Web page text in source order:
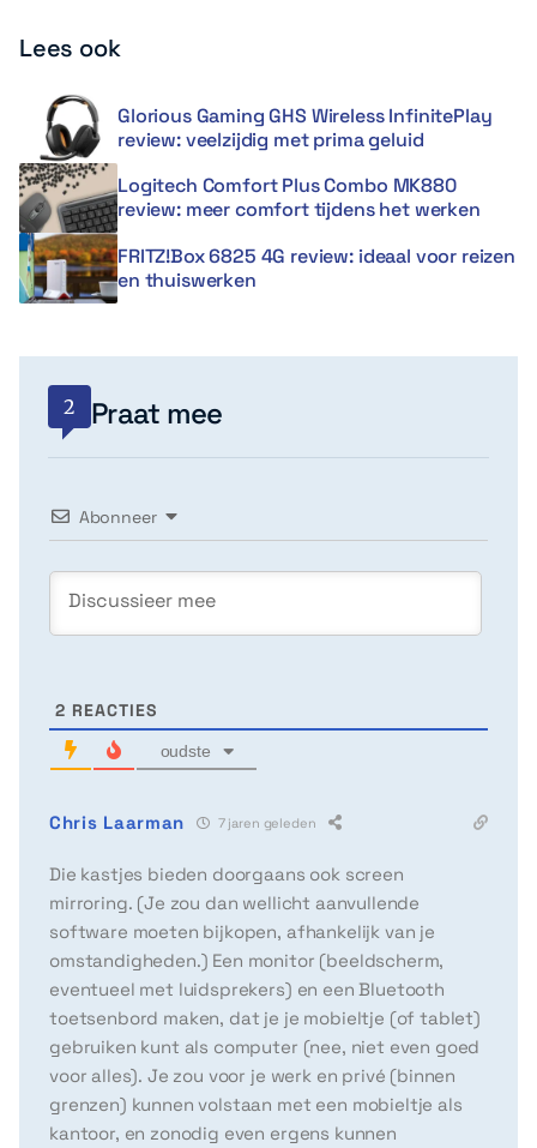
Lees ook
Glorious Gaming GHS Wireless InfinitePlay
review: veelzijdig met prima geluid
Logitech Comfort Plus Combo MK880
review: meer comfort tijdens het werken
FRITZ!Box 6825 4G review: ideaal voor reizen
en thuiswerken
2 Praat mee
Abonneer
2 REACTIES
oudste
Chris Laarman 7 jaren geleden
Die kastjes bieden doorgaans ook screen
mirroring. (Je zou dan wellicht aanvullende
software moeten bijkopen, afhankelijk van je
omstandigheden.) Een monitor (beeldscherm,
eventueel met luidsprekers) en een Bluetooth
toetsenbord maken, dat je je mobieltje (of tablet)
gebruiken kunt als computer (nee, niet even goed
voor alles). Je zou voor je werk en privé (binnen
grenzen) kunnen volstaan met een mobieltje als
kantoor, en zonodig even ergens kunnen